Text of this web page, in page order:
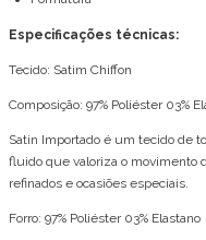
Especificações técnicas:
Tecido: Satim Chiffon
Composição: 97% Poliéster 03%
Satin Importado é um tecido de
fluido que valoriza o movimento
refinados e ocasiões especiais.
Forro: 97% Poliéster 03% Elastano